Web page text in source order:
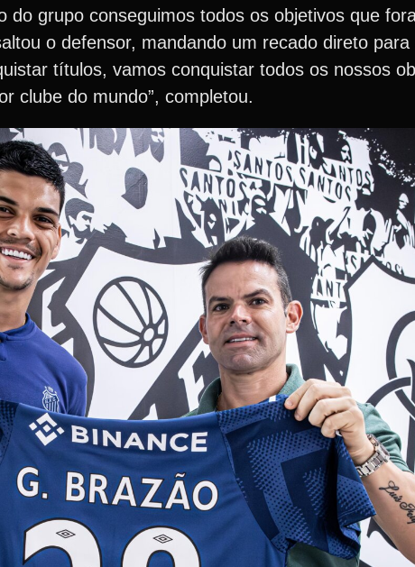
do grupo conseguimos todos os objetivos que
o defensor, mandando um recado direto para
títulos, vamos conquistar todos os nossos
clube do mundo”, completou.